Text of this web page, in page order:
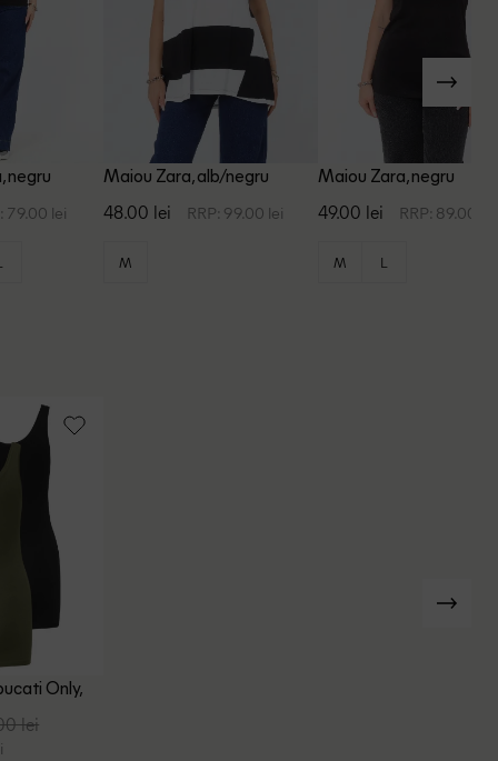
negru
79.00 lei
Maiou Zara, alb/negru
48.00 lei RRP: 99.00 lei
M
Maiou Zara, negru
49.00 lei RRP: 89.00 lei
M L
Only,
lei